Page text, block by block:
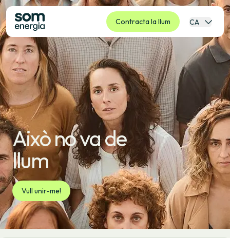
Contracta la llum CA
Això no va de
llum
Vull unir-me!